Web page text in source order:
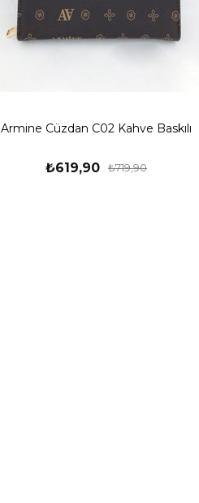
Armine Cüzdan C02 Kahve Baskılı
₺619,90 ₺719,90